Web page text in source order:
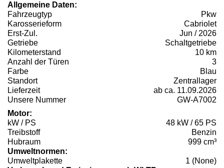
Allgemeine Daten:
Fahrzeugtyp
Pkw
Karosserieform
Cabriolet
Erst-Zul.
Jun / 2026
Getriebe
Schaltgetriebe
Kilometerstand
10 km
Anzahl der Türen
3
Farbe
Blau
Standort
Zentrallager
Lieferzeit
ab ca. 11.09.2026
Unsere Nummer
GW-A7002
Motor:
kW / PS
48 kW / 65 PS
Treibstoff
Benzin
Hubraum
999 cm³
Umweltnormen:
Umweltplakette
1 (None)